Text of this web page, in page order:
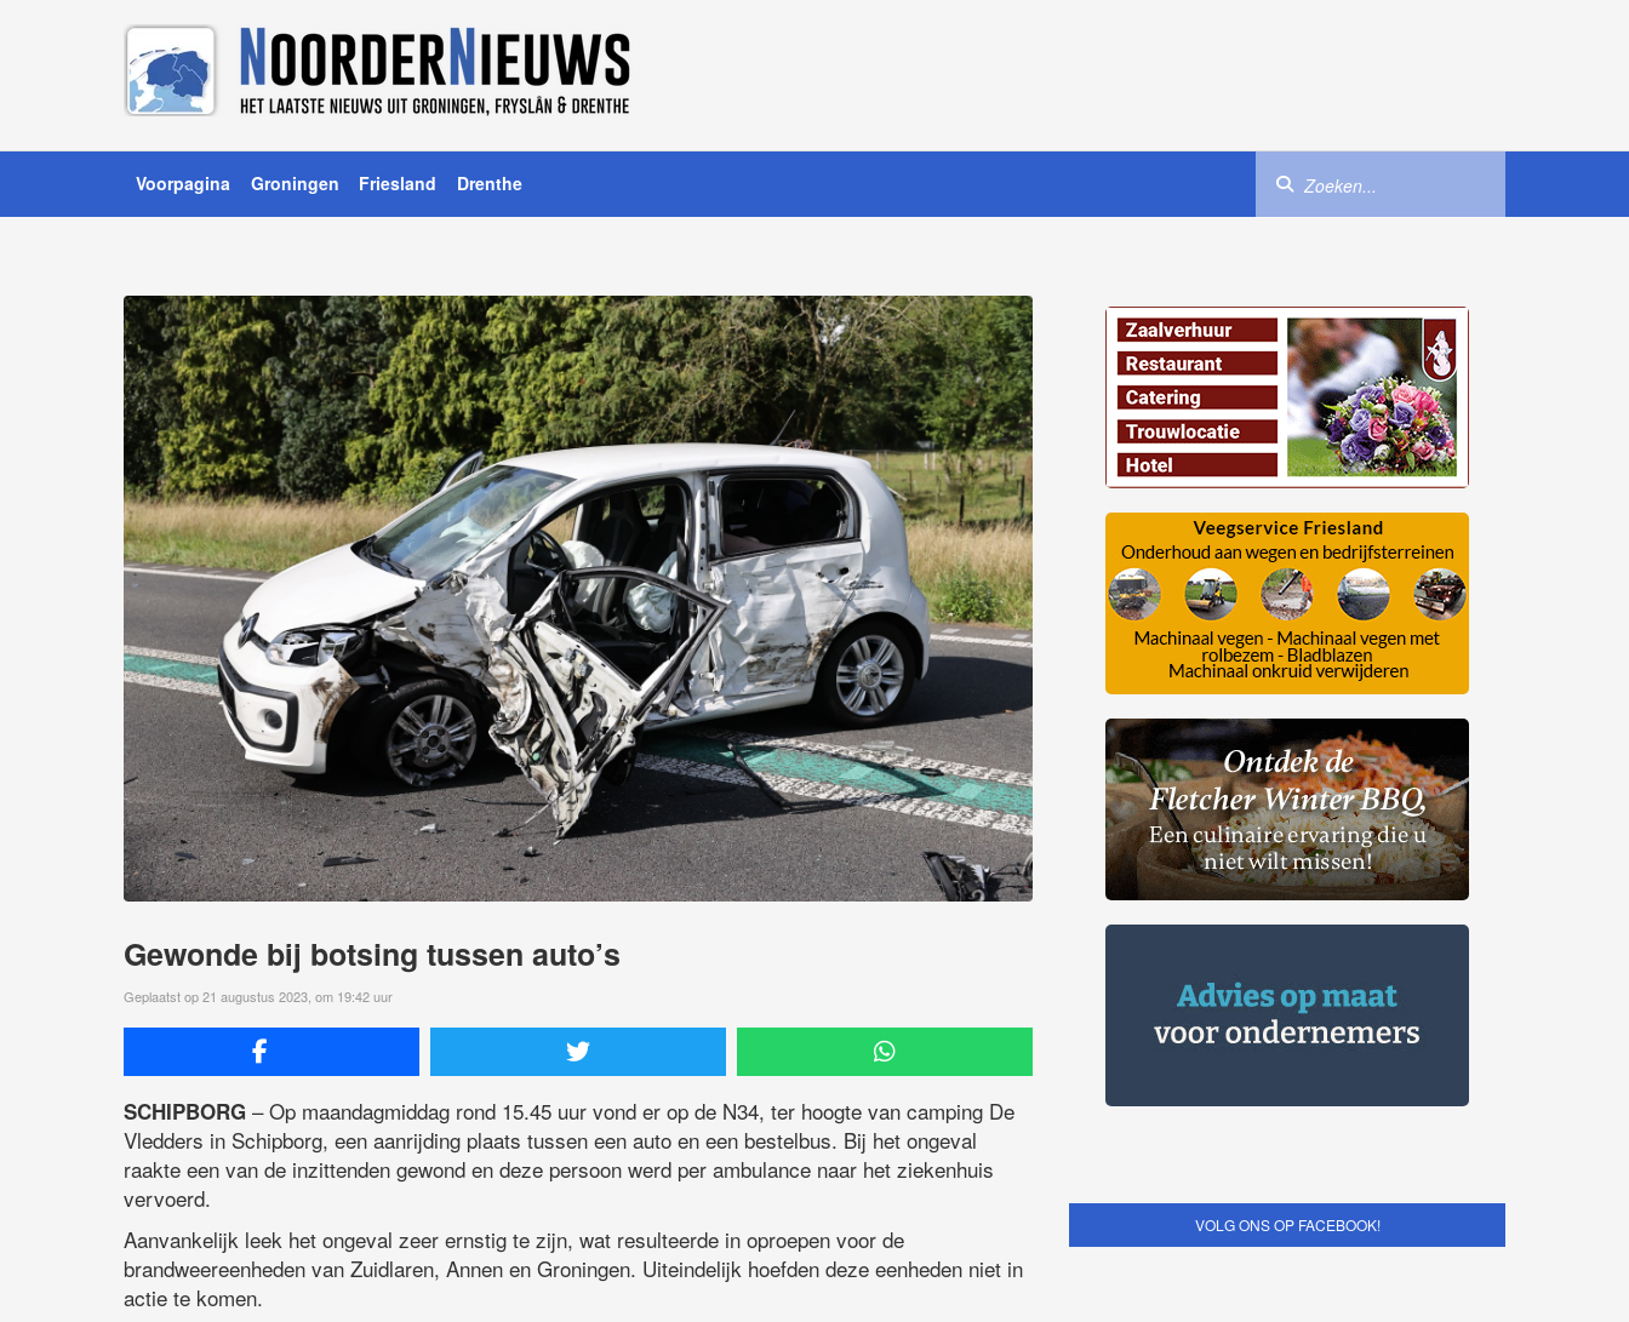
Voorpagina Groningen Friesland Drenthe
Gewonde bij botsing tussen auto’s
Geplaatst op 21 augustus 2023, om 19:42 uur
SCHIPBORG – Op maandagmiddag rond 15.45 uur vond er op de N34, ter hoogte van camping De
Vledders in Schipborg, een aanrijding plaats tussen een auto en een bestelbus. Bij het ongeval
raakte een van de inzittenden gewond en deze persoon werd per ambulance naar het ziekenhuis
vervoerd.
Aanvankelijk leek het ongeval zeer ernstig te zijn, wat resulteerde in oproepen voor de
brandweereenheden van Zuidlaren, Annen en Groningen. Uiteindelijk hoefden deze eenheden niet in
actie te komen.
VOLG ONS OP FACEBOOK!